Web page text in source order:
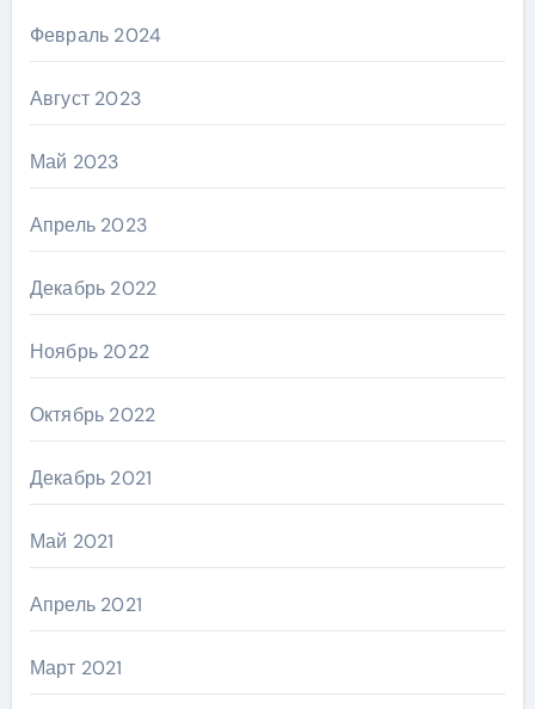
Февраль 2024
Август 2023
Май 2023
Апрель 2023
Декабрь 2022
Ноябрь 2022
Октябрь 2022
Декабрь 2021
Май 2021
Апрель 2021
Март 2021